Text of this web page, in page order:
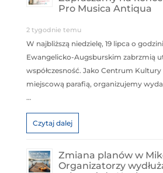
Pro Musica Antiqua
2 tygodnie temu
W najbliższą niedzielę, 19 lipca o
Ewangelicko-Augsburskim zabrzmią
współczesność. Jako Centrum Kultury
miejscową parafią, organizujemy
…
Czytaj dalej
Zmiana planów w
Organizatorzy